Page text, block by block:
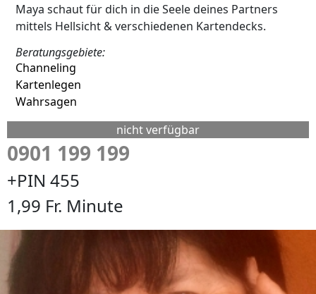
Maya schaut für dich in die Seele deines Partners
mittels Hellsicht & verschiedenen Kartendecks.
Beratungsgebiete:
Channeling
Kartenlegen
Wahrsagen
nicht verfügbar
0901 199 199
+PIN 455
1,99 Fr. Minute